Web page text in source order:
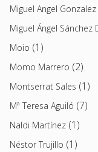
Miguel Angel Gonzalez
Miguel Ángel
Moio (1)
Momo Marrero (2)
Montserrat Sales (1)
Mª Teresa Aguiló (7)
Naldi Martínez (1)
Néstor Trujillo (1)